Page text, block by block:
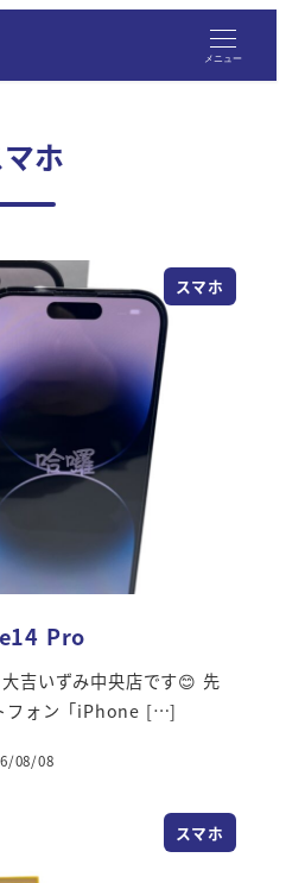
メニュー
ホ
スマホ
Pro
吉いずみ中央店です😊 先
フォン「iPhone […]
08/08
スマホ